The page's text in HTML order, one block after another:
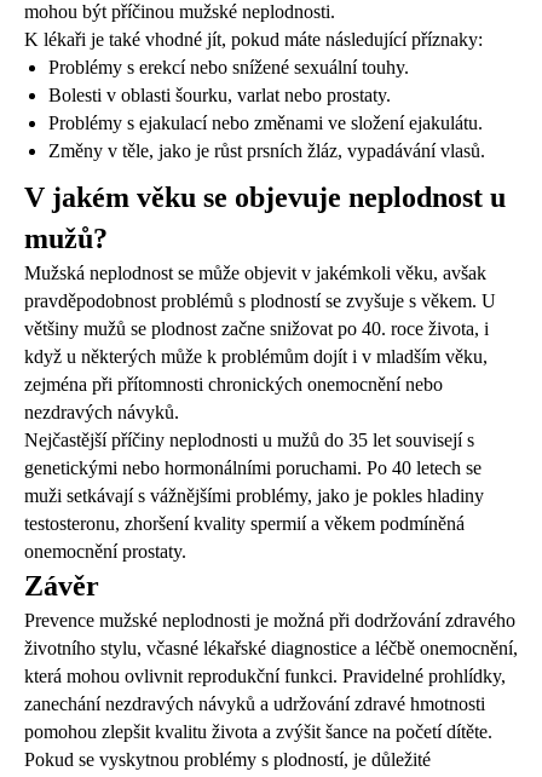
mohou být příčinou mužské neplodnosti.
K lékaři je také vhodné jít, pokud máte následující příznaky:
Problémy s erekcí nebo snížené sexuální touhy.
Bolesti v oblasti šourku, varlat nebo prostaty.
Problémy s ejakulací nebo změnami ve složení ejakulátu.
Změny v těle, jako je růst prsních žláz, vypadávání vlasů.
V jakém věku se objevuje neplodnost u
mužů?
Mužská neplodnost se může objevit v jakémkoli věku, avšak
pravděpodobnost problémů s plodností se zvyšuje s věkem. U
většiny mužů se plodnost začne snižovat po 40. roce života, i
když u některých může k problémům dojít i v mladším věku,
zejména při přítomnosti chronických onemocnění nebo
nezdravých návyků.
Nejčastější příčiny neplodnosti u mužů do 35 let souvisejí s
genetickými nebo hormonálními poruchami. Po 40 letech se
muži setkávají s vážnějšími problémy, jako je pokles hladiny
testosteronu, zhoršení kvality spermií a věkem podmíněná
onemocnění prostaty.
Závěr
Prevence mužské neplodnosti je možná při dodržování zdravého
životního stylu, včasné lékařské diagnostice a léčbě onemocnění,
která mohou ovlivnit reprodukční funkci. Pravidelné prohlídky,
zanechání nezdravých návyků a udržování zdravé hmotnosti
pomohou zlepšit kvalitu života a zvýšit šance na početí dítěte.
Pokud se vyskytnou problémy s plodností, je důležité